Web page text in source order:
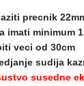
precnik
imati minimum
veci od 30cm
sudija
susedne